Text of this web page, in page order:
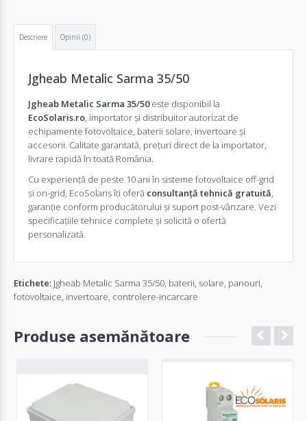
Descriere Opinii (0)
Jgheab Metalic Sarma 35/50
Jgheab Metalic Sarma 35/50este disponibil la
EcoSolaris.ro , importator și distribuitor autorizat de
echipamente fotovoltaice, baterii solare, invertoare și
accesorii. Calitate garantată, prețuri direct de la importator,
livrare rapidă în toată România.
Cu experiență de peste 10 ani în sisteme fotovoltaice off-grid
și on-grid, EcoSolaris îți oferă consultanță tehnică gratuită
garanție conform producătorului și suport post-vânzare. Vezi
specificațiile tehnice complete și solicită o ofertă
personalizată
Etichete: Jgheab Metalic Sarma 35/50 baterii solare panouri
fotovoltaice invertoare controlere-incarcare
Produse asemănătoare